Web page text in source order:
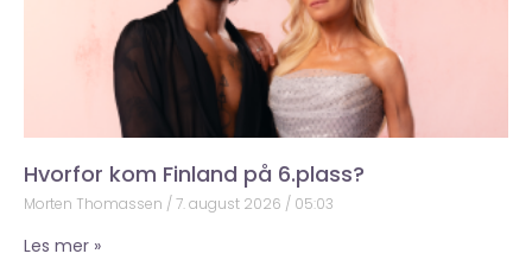
Hvorfor kom Finland på 6.plass?
Morten Thomassen 7. august 2026 05:03
Les mer »